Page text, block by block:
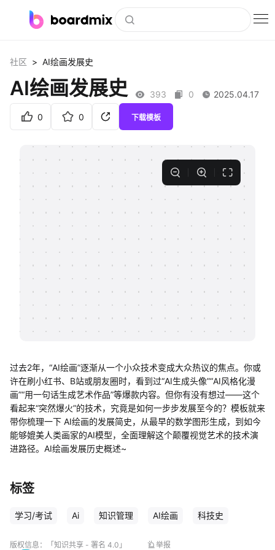
社区资源
私有化部署
客户案例
帮助中心
社区 > AI绘画发展史
AI绘画发展史 393 0 2025.04.17
0 0 下载模板
过去2年，“AI绘画”逐渐从一个小众技术变成大众热议的焦点。你或
许在刷小红书、B站或朋友圈时，看到过“AI生成头像”“AI风格化漫
画”“用一句话生成艺术作品”等爆款内容。但你有没有想过——这个
看起来“突然爆火”的技术，究竟是如何一步步发展至今的？模板就来
带你梳理一下 AI绘画的发展简史，从最早的数学图形生成，到如今
能够媲美人类画家的AI模型，全面理解这个颠覆视觉艺术的技术演
进路径。AI绘画发展历史概述~
标签
学习/考试 Ai 知识管理 AI绘画 科技史
版权信息： 「知识共享 - 署名 4.0」 举报